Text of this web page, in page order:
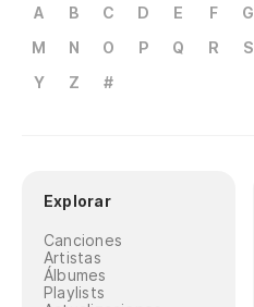
A B C D E F G
M
N O P Q R S
Y
Z #
Explorar
Canciones
Artistas
Álbumes
Playlists